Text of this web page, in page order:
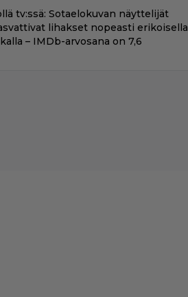
tv:ssä: Sotaelokuvan näyttelijät
lihakset nopeasti erikoisella
– IMDb-arvosana on 7,6